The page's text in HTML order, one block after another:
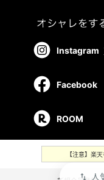
swap_vert 人
Instagram
Facebook
ROOM
【注意】楽